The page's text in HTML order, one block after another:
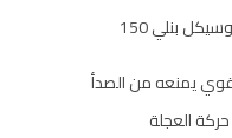
بنلي 150
يمنعه من الصدأ
العجلة